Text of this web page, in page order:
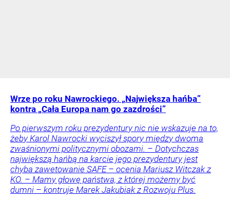
Wrze po roku Nawrockiego. „Największa hańba”
kontra „Cała Europa nam go zazdrości”
Po pierwszym roku prezydentury nic nie wskazuje na to,
żeby Karol Nawrocki wyciszył spory między dwoma
zwaśnionymi politycznymi obozami. – Dotychczas
największą hańbą na karcie jego prezydentury jest
chyba zawetowanie SAFE – ocenia Mariusz Witczak z
KO. – Mamy głowę państwa, z której możemy być
dumni – kontruje Marek Jakubiak z Rozwoju Plus.